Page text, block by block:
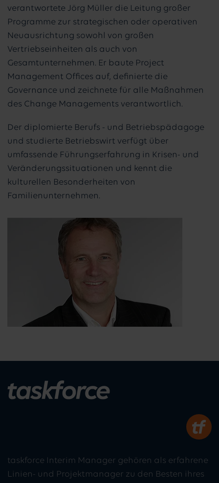
verantwortete Jörg Müller die Leitung großer
Programme zur strategischen oder operativen
Neuausrichtung sowohl von großen
Vertriebseinheiten als auch von
Gesamtunternehmen. Er baute Project
Management Offices auf, definierte die
Governance und zeichnete für alle Maßnahmen
des Change Managements verantwortlich.
Der diplomierte Berufs - und Betriebspädagoge
und studierte Betriebswirt verfügt über
umfassende Führungserfahrung in Krisen- und
Veränderungssituationen und kennt die
kulturellen Besonderheiten von
Familienunternehmen.
taskforce Interim Manager gehören als erfahrene
Linien- und Projektmanager zu den Besten ihres